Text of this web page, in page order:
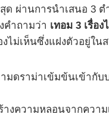
ด ผ่านการนำเสนอ 3
คำถามว่า เทอม 3 เรื่อ
ไม่เห็นซึ่งแฝงตัวอยู่ใน
มดราม่าเข้มข้นเข้ากั
งความหลอนจากความ